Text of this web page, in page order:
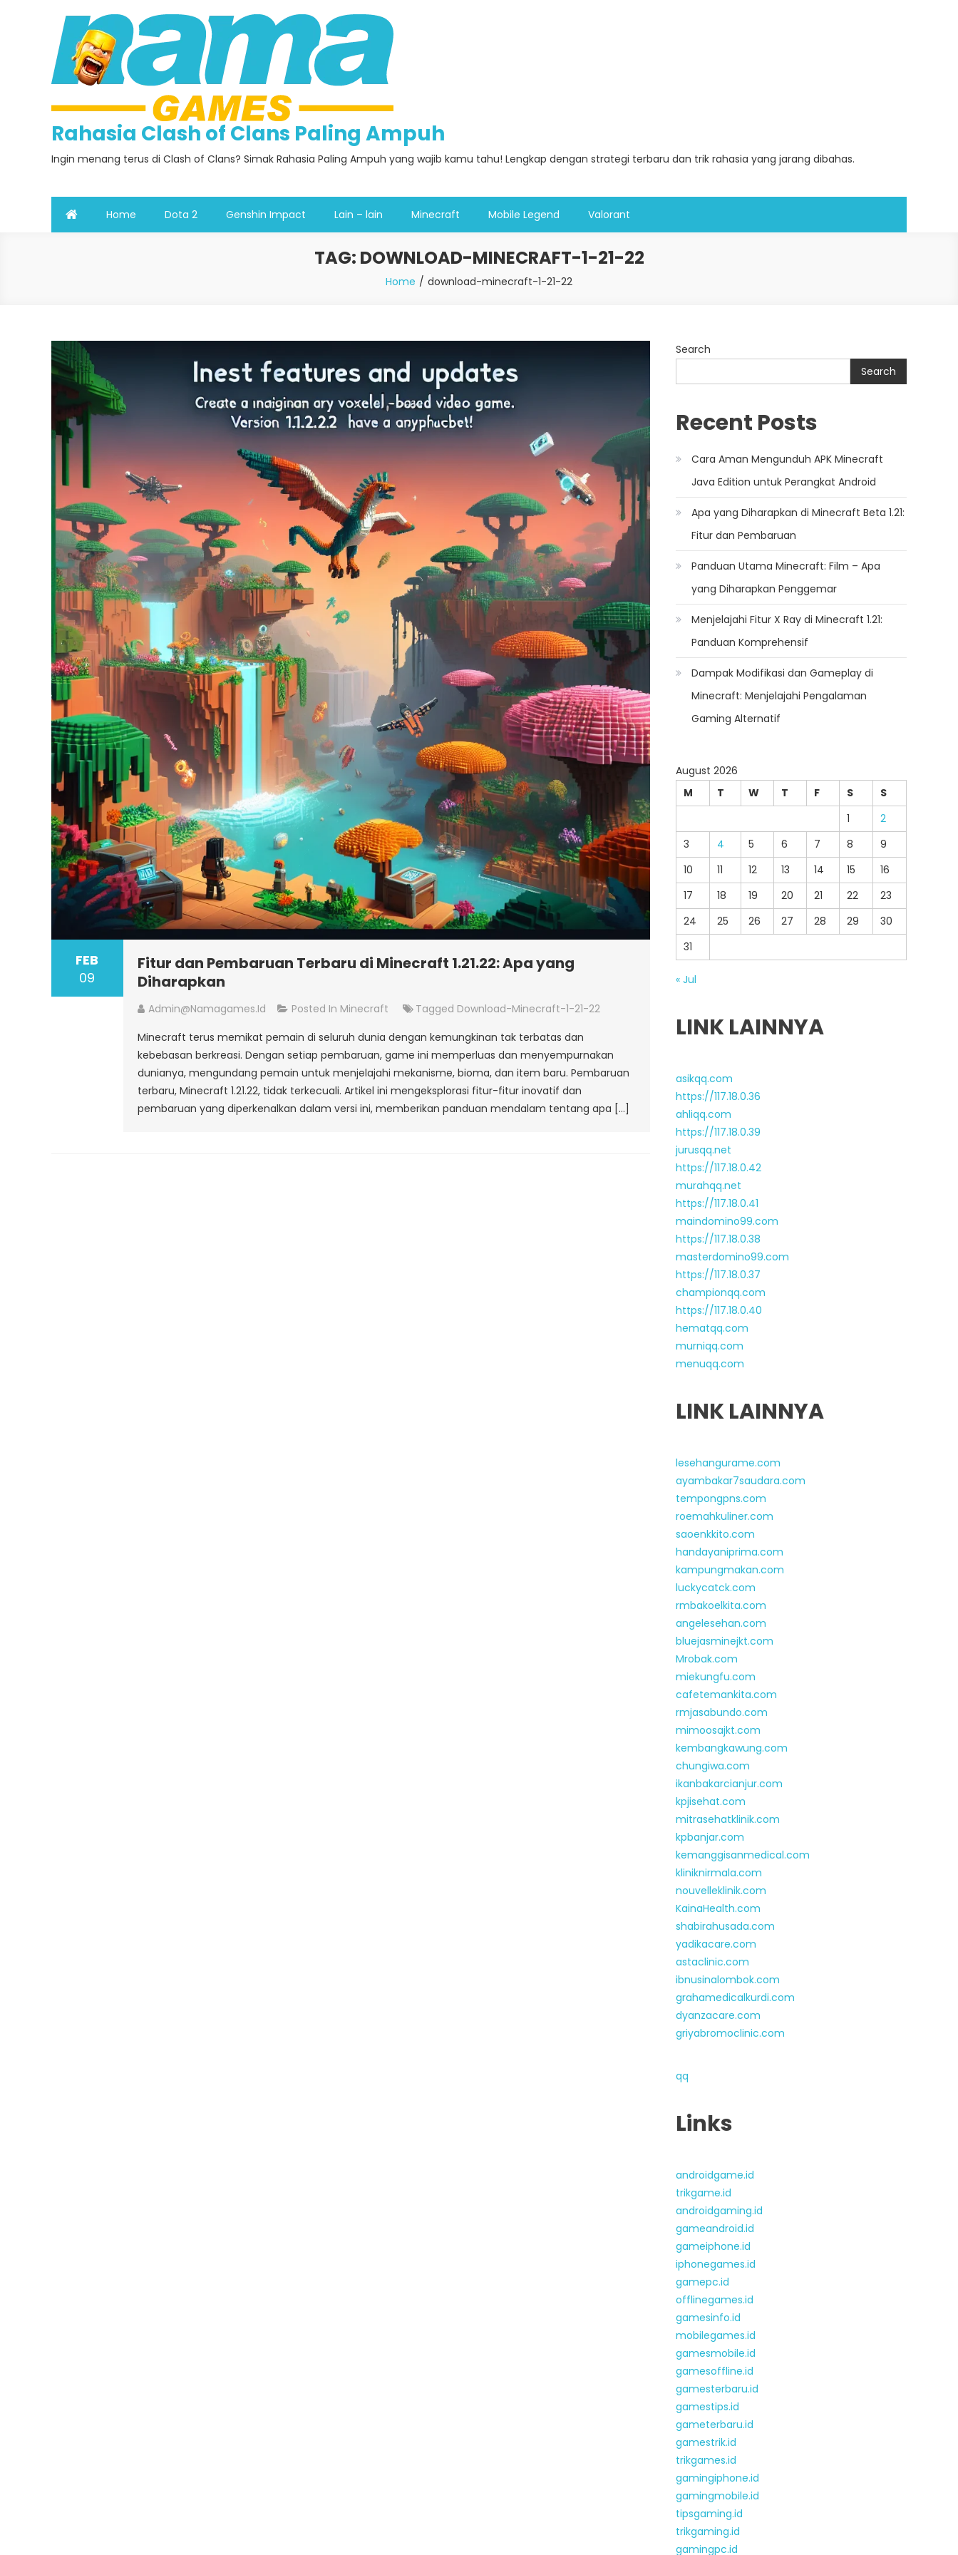
Rahasia Clash of Clans Paling Ampuh
Ingin menang terus di Clash of Clans? Simak Rahasia Paling Ampuh yang wajib kamu tahu! Lengkap dengan strategi terbaru dan trik rahasia yang jarang dibahas.
Home Dota 2 Genshin Impact Lain – lain Minecraft Mobile Legend Valorant
TAG: DOWNLOAD-MINECRAFT-1-21-22
Home download-minecraft-1-21-22
FEB
09
Fitur dan Pembaruan Terbaru di Minecraft 1.21.22: Apa yang
Diharapkan
Admin@namagames.id Posted In Minecraft Tagged Download-Minecraft-1-21-22
Minecraft terus memikat pemain di seluruh dunia dengan kemungkinan tak terbatas dan
kebebasan berkreasi. Dengan setiap pembaruan, game ini memperluas dan menyempurnakan
dunianya, mengundang pemain untuk menjelajahi mekanisme, bioma, dan item baru. Pembaruan
terbaru, Minecraft 1.21.22, tidak terkecuali. Artikel ini mengeksplorasi fitur-fitur inovatif dan
pembaruan yang diperkenalkan dalam versi ini, memberikan panduan mendalam tentang apa […]
Search
Search
Recent Posts
Cara Aman Mengunduh APK Minecraft
Java Edition untuk Perangkat Android
Apa yang Diharapkan di Minecraft Beta 1.21:
Fitur dan Pembaruan
Panduan Utama Minecraft: Film – Apa
yang Diharapkan Penggemar
Menjelajahi Fitur X Ray di Minecraft 1.21:
Panduan Komprehensif
Dampak Modifikasi dan Gameplay di
Minecraft: Menjelajahi Pengalaman
Gaming Alternatif
August 2026
M
T W T F S
S
1
2
3
4 5 6 7 8
9
10
11 12 13 14 15
16
17
18 19 20 21 22
23
24
25 26 27 28 29
30
31
« Jul
LINK LAINNYA
asikqq.com
https://117.18.0.36
ahliqq.com
https://117.18.0.39
jurusqq.net
https://117.18.0.42
murahqq.net
https://117.18.0.41
maindomino99.com
https://117.18.0.38
masterdomino99.com
https://117.18.0.37
championqq.com
https://117.18.0.40
hematqq.com
murniqq.com
menuqq.com
LINK LAINNYA
lesehangurame.com
ayambakar7saudara.com
tempongpns.com
roemahkuliner.com
saoenkkito.com
handayaniprima.com
kampungmakan.com
luckycatck.com
rmbakoelkita.com
angelesehan.com
bluejasminejkt.com
Mrobak.com
miekungfu.com
cafetemankita.com
rmjasabundo.com
mimoosajkt.com
kembangkawung.com
chungiwa.com
ikanbakarcianjur.com
kpjisehat.com
mitrasehatklinik.com
kpbanjar.com
kemanggisanmedical.com
kliniknirmala.com
nouvelleklinik.com
KainaHealth.com
shabirahusada.com
yadikacare.com
astaclinic.com
ibnusinalombok.com
grahamedicalkurdi.com
dyanzacare.com
griyabromoclinic.com
qq
Links
androidgame.id
trikgame.id
androidgaming.id
gameandroid.id
gameiphone.id
iphonegames.id
gamepc.id
offlinegames.id
gamesinfo.id
mobilegames.id
gamesmobile.id
gamesoffline.id
gamesterbaru.id
gamestips.id
gameterbaru.id
gamestrik.id
trikgames.id
gamingiphone.id
gamingmobile.id
tipsgaming.id
trikgaming.id
gamingpc.id